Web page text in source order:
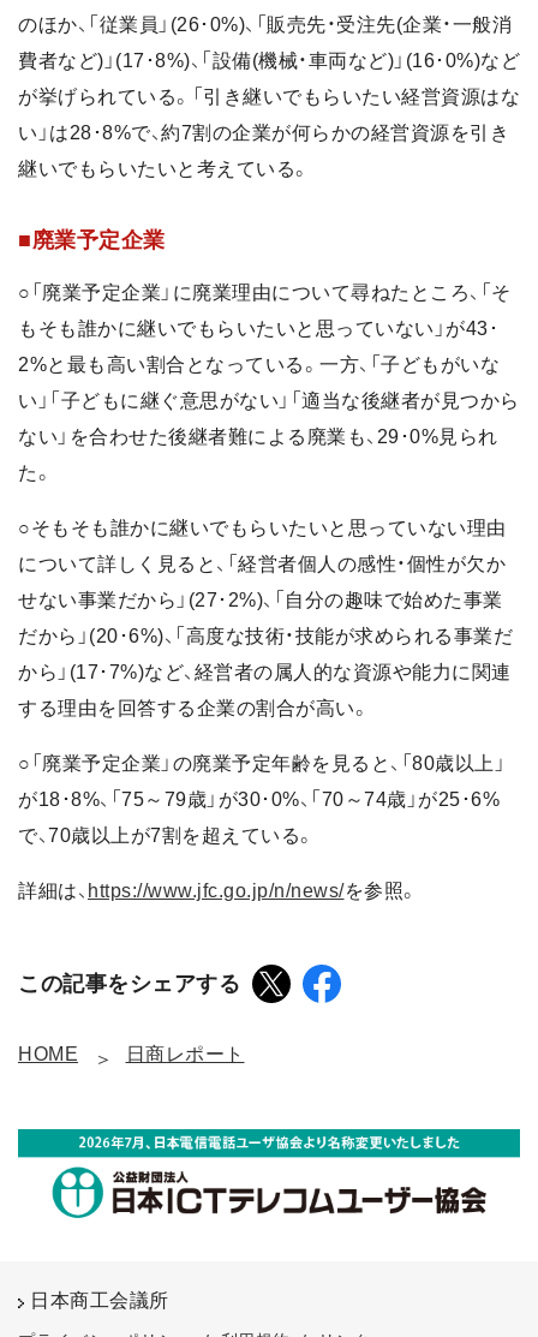
のほか、「従業員」(26･0%)、「販売先・受注先(企業・一般消
費者など)」(17･8%)、「設備(機械・車両など)」(16･0%)など
が挙げられている。「引き継いでもらいたい経営資源はな
い」は28･8%で、約7割の企業が何らかの経営資源を引き
継いでもらいたいと考えている。
■廃業予定企業
○「廃業予定企業」に廃業理由について尋ねたところ、「そ
もそも誰かに継いでもらいたいと思っていない」が43･
2%と最も高い割合となっている。一方、「子どもがいな
い」「子どもに継ぐ意思がない」「適当な後継者が見つから
ない」を合わせた後継者難による廃業も、29･0%見られ
た。
○そもそも誰かに継いでもらいたいと思っていない理由
について詳しく見ると、「経営者個人の感性・個性が欠か
せない事業だから」(27･2%)、「自分の趣味で始めた事業
だから」(20･6%)、「高度な技術・技能が求められる事業だ
から」(17･7%)など、経営者の属人的な資源や能力に関連
する理由を回答する企業の割合が高い。
○「廃業予定企業」の廃業予定年齢を見ると、「80歳以上」
が18･8%、「75～79歳」が30･0%、「70～74歳」が25･6%
で、70歳以上が7割を超えている。
詳細は、 https://www.jfc.go.jp/n/news/を参照。
この記事をシェアする
HOME 日商レポート
日本商工会議所